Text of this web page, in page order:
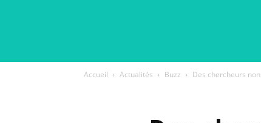
Accueil Actualités Buzz Des chercheurs